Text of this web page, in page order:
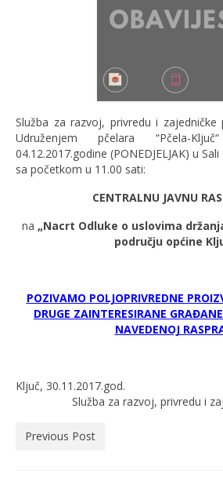
Služba za razvoj, privredu i
Udruženjem pčelara “Pčela-
04.12.2017.godine (PONEDJELJAK) u
sa početkom u 11.00 sati:
CENTRALNU JAVNU
na „Nacrt Odluke o uslovima
području općine
POZIVAMO POLJOPRIVREDNE
DRUGE ZAINTERESIRANE
NAVEDENOJ
Ključ,
Služba za razvoj, privredu i
Previous Post